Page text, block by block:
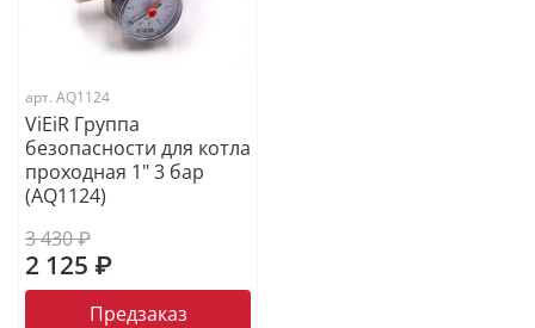
арт. AQ1124
ViEiR Группа
безопасности для котла
проходная 1" 3 бар
(AQ1124)
3 430 ₽
2 125 ₽
Предзаказ